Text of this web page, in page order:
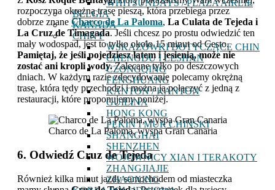
WHITSUNDAYS / PLAŻA AIRLIE
BELGIA
KANADA
CHINY
WSKAZÓWKI DOTYCZĄCE CHIN
CHENGDU I LESHAN
CZONGQING
FENGHUANG
KANTON / KANTON
GUILINA
HONG KONG
PEKIN I MUR CHIŃSKI
SHANGHAI
SHENZHEN
WOJOWNICY XIAN I TERAKOTY
ZHANGJIAJIE
ZHAOXING
rozpoczyna okrężną trasę pieszą, która przebiega przez
dobrze znane Charco de La Paloma, La Culata de Tejeda i
La Cruz de Timagada. Jeśli chcesz po prostu odwiedzić ten
mały wodospad, jest to tylko około 15 minut od Cesto.
Pamiętaj, że jeśli pojedziesz latem i jesienią, może nie
zostać ani kropli wody.Zalecane tylko po deszczowych
dniach. W każdym razie zdecydowanie polecamy okrężną
trasę, która tędy przechodzi i można ją połączyć z jedną z
restauracji, które proponujemy poniżej.
Charco de La Paloma, wyspa Gran Canaria
6. Odwiedź Cruz de Tejeda
Również kilka minut jazdy samochodem od miasteczka